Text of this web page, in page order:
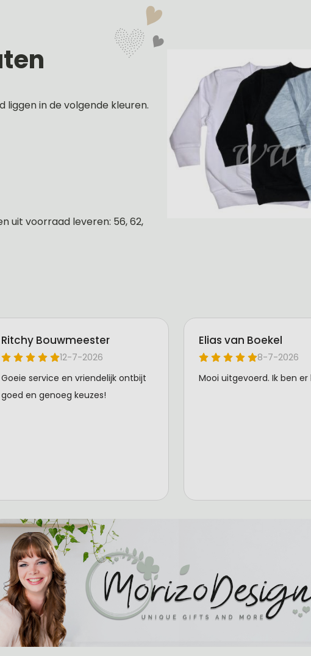
in de volgende kleuren.
uit voorraad leveren: 56, 62,